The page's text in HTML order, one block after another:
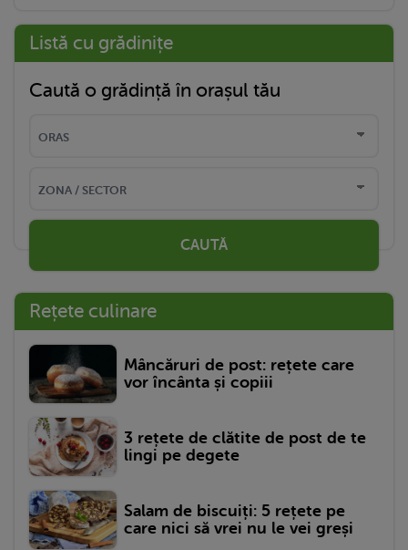
Listă cu grădinițe
Caută o grădință în orașul tău
CAUTĂ
Rețete culinare
Mâncăruri de post: rețete care
vor încânta și copiii
3 rețete de clătite de post de te
lingi pe degete
Salam de biscuiți: 5 rețete pe
care nici să vrei nu le vei greși